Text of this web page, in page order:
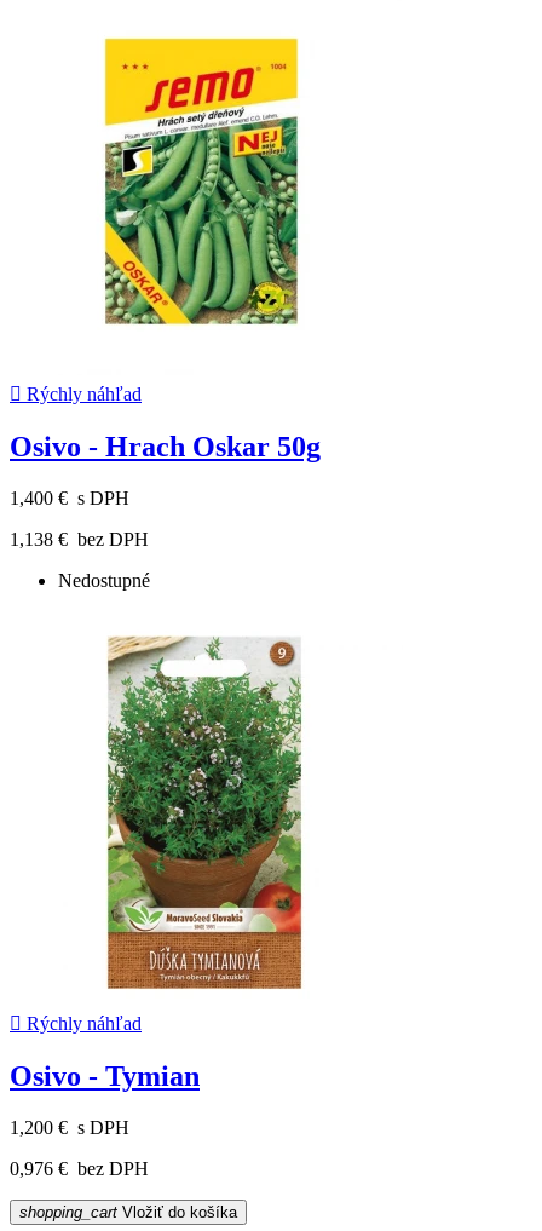
 Rýchly náhľad
Osivo - Hrach Oskar 50g
1,400 € s DPH
1,138 € bez DPH
Nedostupné
 Rýchly náhľad
Osivo - Tymian
1,200 € s DPH
0,976 € bez DPH
shopping_cart Vložiť do košíka